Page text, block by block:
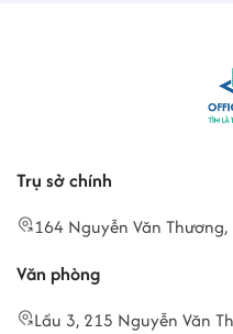
Trụ sở chính
164 Nguyễn Văn Thương,
Văn phòng
Lầu 3, 215 Nguyễn Văn